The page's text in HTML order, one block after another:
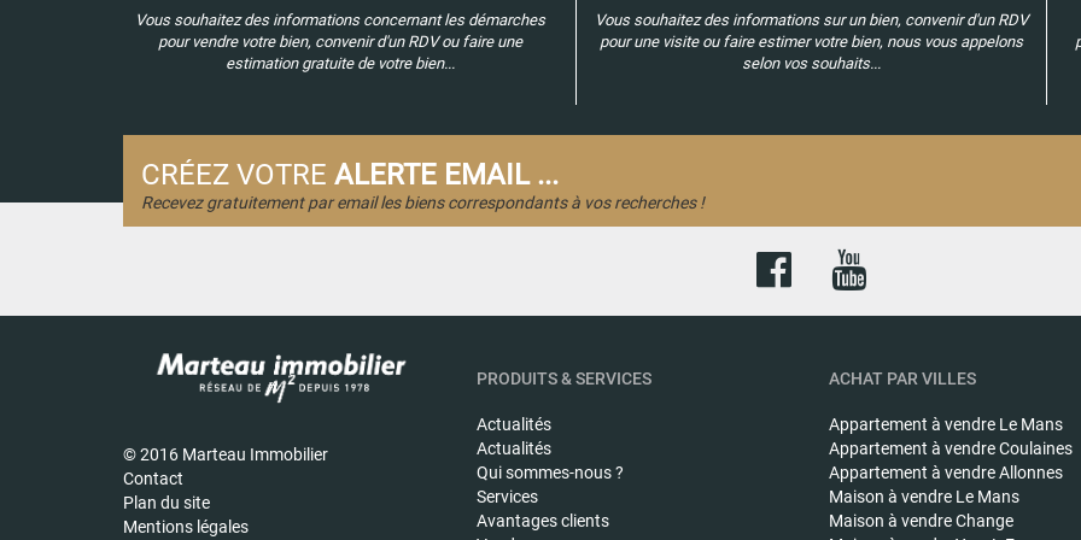
Vous souhaitez des informations concernant les démarches
pour vendre votre bien, convenir d'un RDV ou faire une
estimation gratuite de votre bien...
Vous souhaitez des informations sur un bien, convenir d'un RDV
pour une visite ou faire estimer votre bien, nous vous appelons
selon vos souhaits...
CRÉEZ VOTRE ALERTE EMAIL ...
Recevez gratuitement par email les biens correspondants à vos recherches !
© 2016 Marteau Immobilier
Contact
Plan du site
Mentions légales
PRODUITS & SERVICES
Actualités
Actualités
Qui sommes-nous ?
Services
Avantages clients
ACHAT PAR VILLES
Appartement à vendre Le Mans
Appartement à vendreCoulaines
Appartement à vendreAllonnes
Maison à vendre Le Mans
Maison à vendreChange